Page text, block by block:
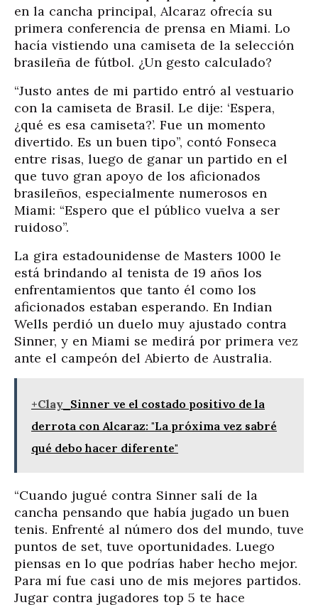
en la cancha principal, Alcaraz ofrecía su
primera conferencia de prensa en Miami. Lo
hacía vistiendo una camiseta de la selección
brasileña de fútbol. ¿Un gesto calculado?
“Justo antes de mi partido entró al vestuario
con la camiseta de Brasil. Le dije: ‘Espera,
¿qué es esa camiseta?’. Fue un momento
divertido. Es un buen tipo”, contó Fonseca
entre risas, luego de ganar un partido en el
que tuvo gran apoyo de los aficionados
brasileños, especialmente numerosos en
Miami: “Espero que el público vuelva a ser
ruidoso”.
La gira estadounidense de Masters 1000 le
está brindando al tenista de 19 años los
enfrentamientos que tanto él como los
aficionados estaban esperando. En Indian
Wells perdió un duelo muy ajustado contra
Sinner, y en Miami se medirá por primera vez
ante el campeón del Abierto de Australia.
+Clay Sinner ve el costado positivo de la
derrota con Alcaraz: "La próxima vez sabré
qué debo hacer diferente"
“Cuando jugué contra Sinner salí de la
cancha pensando que había jugado un buen
tenis. Enfrenté al número dos del mundo, tuve
puntos de set, tuve oportunidades. Luego
piensas en lo que podrías haber hecho mejor.
Para mí fue casi uno de mis mejores partidos.
Jugar contra jugadores top 5 te hace